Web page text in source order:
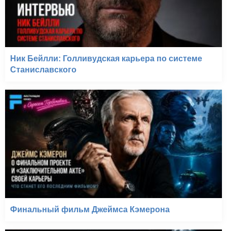
Ник Бейлли: Голливудская карьера по системе
Станиславского
Финальный фильм Джеймса Кэмерона